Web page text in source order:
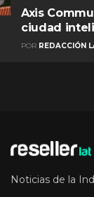
Axis
ciudad
POR REDACCIÓN
Noticias de la